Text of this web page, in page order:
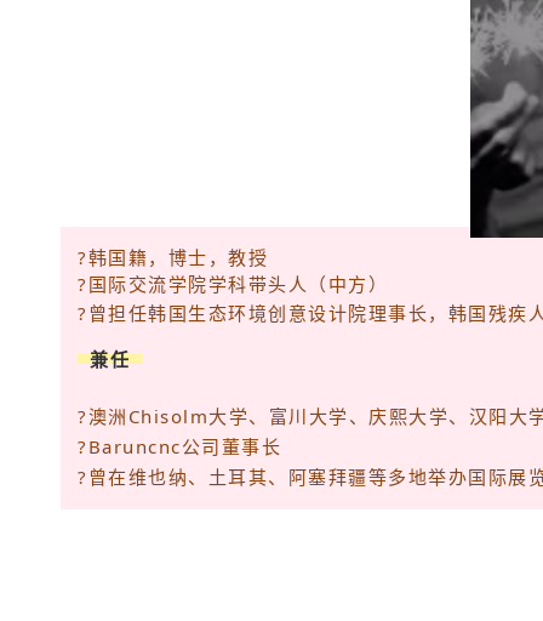
?韩国籍，博士，教授
?国际交流学院学科带头人（中方）
?曾担任韩国生态环境创意设计院理事长，韩国残疾
兼任
?澳洲Chisolm大学、富川大学、庆熙大学、汉阳大
?Baruncnc公司董事长
?曾在维也纳、土耳其、阿塞拜疆等多地举办国际展